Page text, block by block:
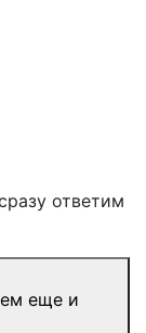
ответим
еще и